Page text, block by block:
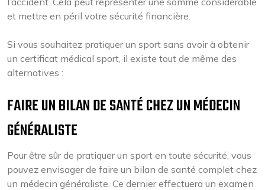
et mettre en péril votre sécurité financière.
Si vous souhaitez pratiquer un sport sans avoir à obtenir
un certificat médical sport, il existe tout de même des
alternatives :
FAIRE UN BILAN DE SANTÉ CHEZ UN MÉDECIN
GÉNÉRALISTE
Pour être sûr de pratiquer un sport en toute sécurité, vous
pouvez envisager de faire un bilan de santé complet chez
un médecin généraliste. Ce dernier effectuera un examen